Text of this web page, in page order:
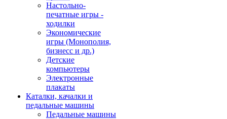
Настольно-
печатные игры -
ходилки
Экономические
игры (Монополия,
бизнесс и др.)
Детские
компьютеры
Электронные
плакаты
Каталки, качалки и
педальные машины
Педальные машины